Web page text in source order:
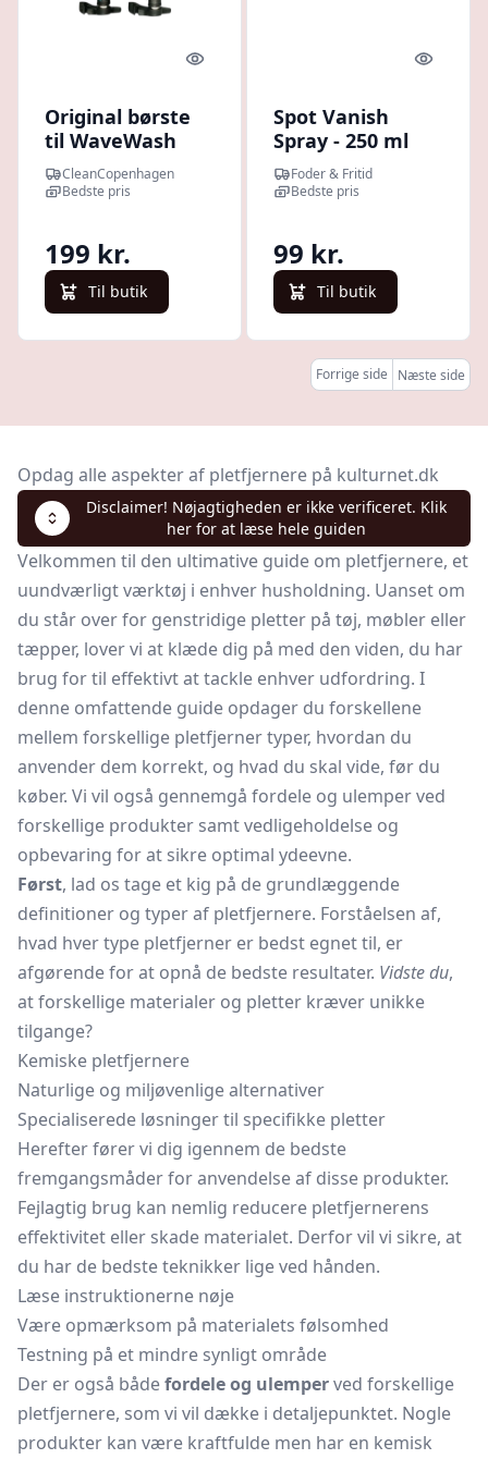
Quick look
Original børste
til WaveWash
pletfjerner. -
Grøn
CleanCopenhagen
Bedste pris
199 kr.
Til butik
Quick
Spot Vanish
Spray - 250 ml
Foder & Fritid
Bedste pris
99 kr.
Til butik
Forrige side Næste side
Opdag alle aspekter af pletfjernere på kulturnet.dk
Disclaimer! Nøjagtigheden er ikke verificeret. Klik
her for at læse hele guiden
Velkommen til den ultimative guide om pletfjernere, et
uundværligt værktøj i enhver husholdning. Uanset om
du står over for genstridige pletter på tøj, møbler eller
tæpper, lover vi at klæde dig på med den viden, du har
brug for til effektivt at tackle enhver udfordring. I
denne omfattende guide opdager du forskellene
mellem forskellige pletfjerner typer, hvordan du
anvender dem korrekt, og hvad du skal vide, før du
køber. Vi vil også gennemgå fordele og ulemper ved
forskellige produkter samt vedligeholdelse og
opbevaring for at sikre optimal ydeevne.
Først, lad os tage et kig på de grundlæggende
definitioner og typer af pletfjernere. Forståelsen af,
hvad hver type pletfjerner er bedst egnet til, er
afgørende for at opnå de bedste resultater. Vidste du,
at forskellige materialer og pletter kræver unikke
tilgange?
Kemiske pletfjernere
Naturlige og miljøvenlige alternativer
Specialiserede løsninger til specifikke pletter
Herefter fører vi dig igennem de bedste
fremgangsmåder for anvendelse af disse produkter.
Fejlagtig brug kan nemlig reducere pletfjernerens
effektivitet eller skade materialet. Derfor vil vi sikre, at
du har de bedste teknikker lige ved hånden.
Læse instruktionerne nøje
Være opmærksom på materialets følsomhed
Testning på et mindre synligt område
Der er også bådefordele og ulemperved forskellige
pletfjernere, som vi vil dække i detaljepunktet. Nogle
produkter kan være kraftfulde men har en kemisk